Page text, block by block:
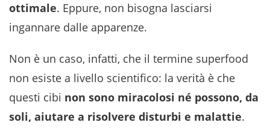
ottimale. Eppure, non bisogna lasciarsi
ingannare dalle apparenze.
Non è un caso, infatti, che il termine superfood
non esiste a livello scientifico: la verità è che
questi cibi non sono miracolosi né possono, da
soli, aiutare a risolvere disturbi e malattie.